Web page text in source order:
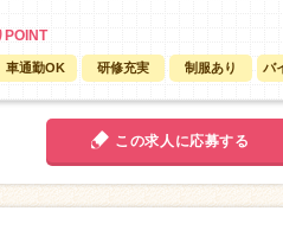
車通勤OK 研修充実 制服あり バ
この求人に応募する